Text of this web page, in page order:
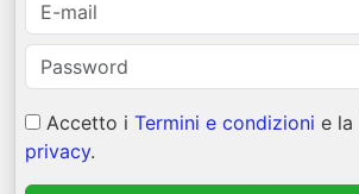
Accetto i Termini e condizioni e la
privacy.